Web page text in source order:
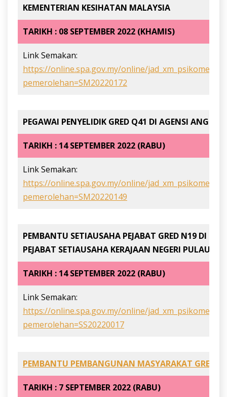
KEMENTERIAN KESIHATAN MALAYSIA
TARIKH : 08 SEPTEMBER 2022 (KHAMIS)
Link Semakan:
https://online.spa.gov.my/online/
pemerolehan=SM20220172
PEGAWAI PENYELIDIK GRED Q41 DI AGENSI
TARIKH : 14 SEPTEMBER 2022 (RABU)
Link Semakan:
https://online.spa.gov.my/online/
pemerolehan=SM20220149
PEMBANTU SETIAUSAHA PEJABAT GRED N19 DI
PEJABAT SETIAUSAHA KERAJAAN NEGERI PULAU
TARIKH : 14 SEPTEMBER 2022 (RABU)
Link Semakan:
https://online.spa.gov.my/online/
pemerolehan=SS20220017
PEMBANTU PEMBANGUNAN MASYARAKAT GRED
TARIKH : 7 SEPTEMBER 2022 (RABU)